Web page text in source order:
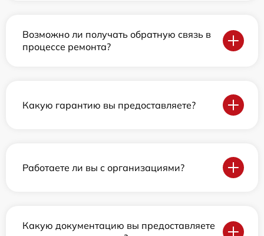
Возможно ли получать обратную связь в
процессе ремонта?
Какую гарантию вы предоставляете?
Работаете ли вы с организациями?
Какую документацию вы предоставляете